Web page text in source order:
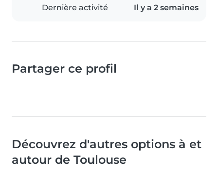
Dernière activité Il y a 2 semaines
Partager ce profil
Découvrez d'autres options à et
autour de Toulouse